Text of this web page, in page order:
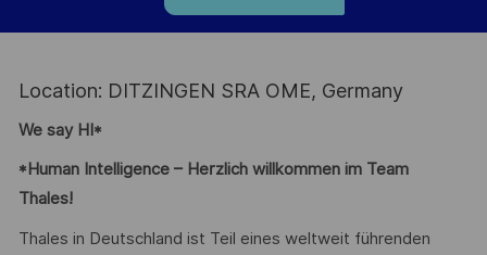
Location: DITZINGEN SRA OME, Germany
We say HI*
*Human Intelligence – Herzlich willkommen im Team
Thales!
Thales in Deutschland ist Teil eines weltweit führenden